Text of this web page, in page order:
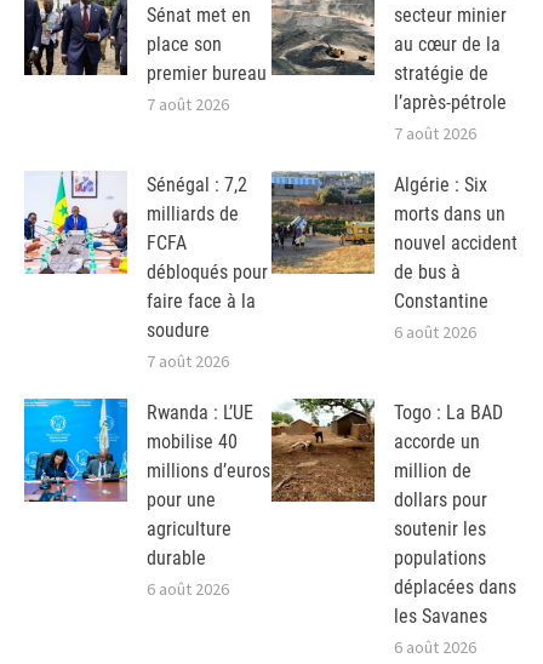
Sénat met en
place son
premier bureau
7 août 2026
secteur minier
au cœur de la
stratégie de
l’après-pétrole
7 août 2026
Sénégal : 7,2
milliards de
FCFA
débloqués pour
faire face à la
soudure
7 août 2026
Algérie : Six
morts dans un
nouvel accident
de bus à
Constantine
6 août 2026
Rwanda : L’UE
mobilise 40
millions d’euros
pour une
agriculture
durable
6 août 2026
Togo : La BAD
accorde un
million de
dollars pour
soutenir les
populations
déplacées dans
les Savanes
6 août 2026